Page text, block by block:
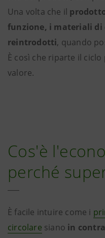
Una volta che il
funzione, i materiali di
reintrodotti, quando
È così che riparte il
valore.
Cos'è
perché
È facile intuire come i
circolare siano in